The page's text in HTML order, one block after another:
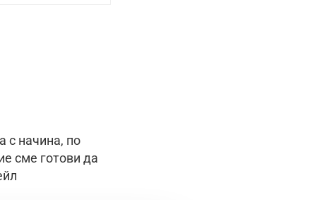
с начина, по
сме готови да